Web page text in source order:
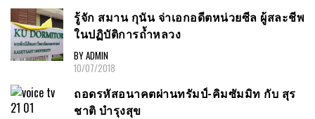
รู้จัก สมาน กุนัน จ่าเอกอดีตหน่วยซีล ผู้สละชีพ
ในปฏิบัติการถ้ำหลวง
BY ADMIN
10/07/2018
ถอดรหัสอนาคตผ่านทรัมป์-คิมซัมมิท กับ สุร
ชาติ บำรุงสุข